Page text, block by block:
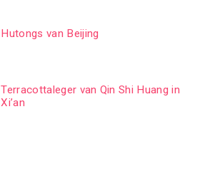
Hutongs van Beijing
Terracottaleger van Qin Shi Huang in
Xi’an